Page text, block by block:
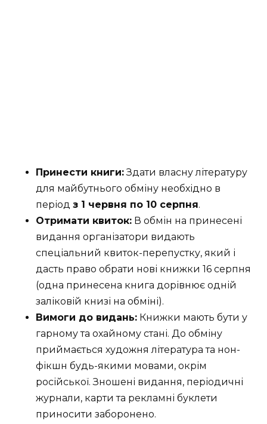
Принести книги:Здати власну літературу
для майбутнього обміну необхідно в
період з 1 червня по 10 серпня.
Отримати квиток: В обмін на принесені
видання організатори видають
спеціальний квиток-перепустку, який і
дасть право обрати нові книжки 16 серпня
(одна принесена книга дорівнює одній
заліковій книзі на обміні).
Вимоги до видань: Книжки мають бути у
гарному та охайному стані. До обміну
приймається художня література та нон-
фікшн будь-якими мовами, окрім
російської. Зношені видання, періодичні
журнали, карти та рекламні буклети
приносити заборонено.